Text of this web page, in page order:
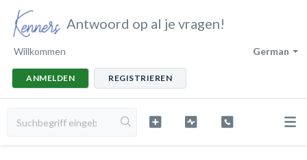
Antwoord op al je vragen!
German
Willkommen
ANMELDEN REGISTRIEREN